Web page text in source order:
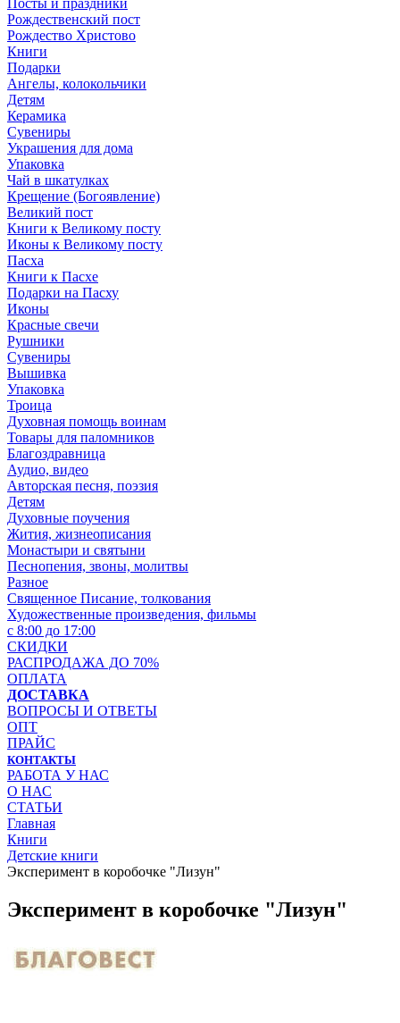
Посты и праздники
Рождественский пост
Рождество Христово
Книги
Подарки
Ангелы, колокольчики
Детям
Керамика
Сувениры
Украшения для дома
Упаковка
Чай в шкатулках
Крещение (Богоявление)
Великий пост
Книги к Великому посту
Иконы к Великому посту
Пасха
Книги к Пасхе
Подарки на Пасху
Иконы
Красные свечи
Рушники
Сувениры
Вышивка
Упаковка
Троица
Духовная помощь воинам
Товары для паломников
Благоздравница
Аудио, видео
Авторская песня, поэзия
Детям
Духовные поучения
Жития, жизнеописания
Монастыри и святыни
Песнопения, звоны, молитвы
Разное
Священное Писание, толкования
Художественные произведения, фильмы
с 8:00 до 17:00
СКИДКИ
РАСПРОДАЖА ДО 70%
ОПЛАТА
ДОСТАВКА
ВОПРОСЫ И ОТВЕТЫ
ОПТ
ПРАЙС
КОНТАКТЫ
РАБОТА У НАС
О НАС
СТАТЬИ
Главная
Книги
Детские книги
Эксперимент в коробочке "Лизун"
Эксперимент в коробочке "Лизун"